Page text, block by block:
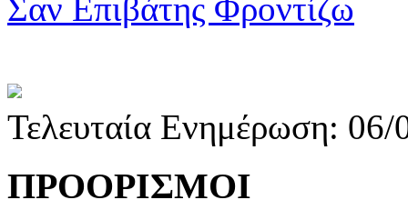
Σαν Επιβάτης Φροντίζω
Τελευταία Ενημέρωση:
ΠΡΟΟΡΙΣΜΟΙ